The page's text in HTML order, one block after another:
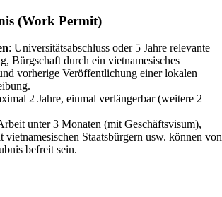
(Work Permit)
: Universitätsabschluss oder 5 Jahre relevante
Bürgschaft durch ein vietnamesisches
vorherige Veröffentlichung einer lokalen
2 Jahre, einmal verlängerbar (weitere 2
unter 3 Monaten (mit Geschäftsvisum),
vietnamesischen Staatsbürgern usw. können von
befreit sein.